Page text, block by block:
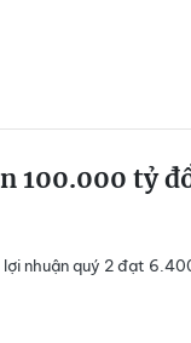
100.000 tỷ
nhuận quý 2 đạt